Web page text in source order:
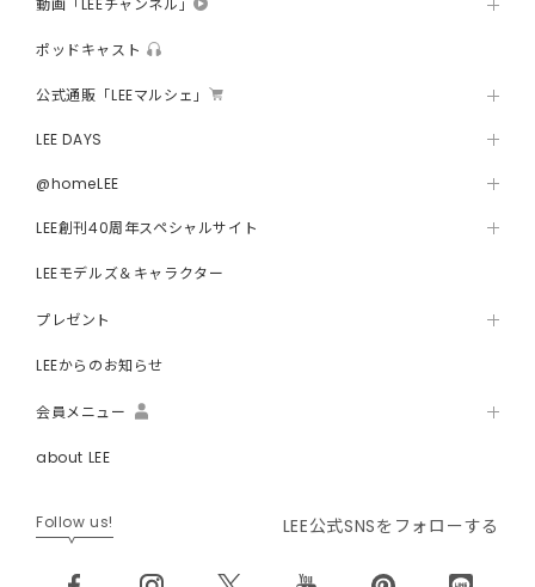
動画「LEEチャンネル」
ポッドキャスト
公式通販「LEEマルシェ」
LEE DAYS
@homeLEE
LEE創刊40周年スペシャルサイト
LEEモデルズ＆キャラクター
プレゼント
LEEからのお知らせ
会員メニュー
about LEE
Follow us! LEE公式SNSをフォローする